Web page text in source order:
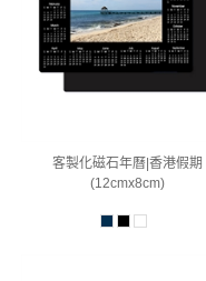
客製化磁石年曆|香港假期
(12cmx8cm)